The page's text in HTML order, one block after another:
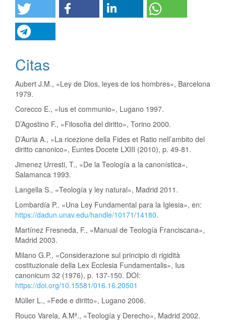
Citas
Aubert J.M., «Ley de Dios, leyes de los hombres», Barcelona
1979.
Corecco E., «Ius et communio», Lugano 1997.
D’Agostino F., «Filosofia del diritto», Torino 2000.
D’Auria A., «La ricezione della Fides et Ratio nell’ambito del
diritto canonico», Euntes Docete LXIII (2010), p. 49-81.
Jimenez Urresti, T., «De la Teología a la canonística»,
Salamanca 1993.
Langella S., «Teología y ley natural», Madrid 2011.
Lombardía P.. «Una Ley Fundamental para la Iglesia», en:
https://dadun.unav.edu/handle/10171/14180.
Martínez Fresneda, F., «Manual de Teología Franciscana»,
Madrid 2003.
Milano G.P., «Considerazione sul principio di rigidità
costituzionale della Lex Ecclesia Fundamentalis», Ius
canonicum 32 (1976), p. 137-150. DOI:
https://doi.org/10.15581/016.16.20501
Müller L., «Fede e diritto», Lugano 2006.
Rouco Varela, A.Mª., «Teología y Derecho», Madrid 2002.